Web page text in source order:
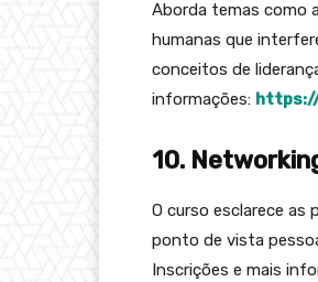
Aborda temas como
humanas que
conceitos de
informações:
10.
O curso esclarece as
ponto de vista
Inscrições e mais